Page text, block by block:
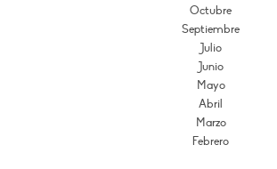
Octubre
Septiembre
Julio
Junio
Mayo
Abril
Marzo
Febrero